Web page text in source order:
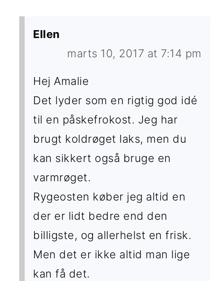
Ellen
marts 10, 2017 at 7:14 pm
Hej Amalie
Det lyder som en rigtig god idé
til en påskefrokost. Jeg har
brugt koldrøget laks, men du
kan sikkert også bruge en
varmrøget.
Rygeosten køber jeg altid en
der er lidt bedre end den
billigste, og allerhelst en frisk.
Men det er ikke altid man lige
kan få det.